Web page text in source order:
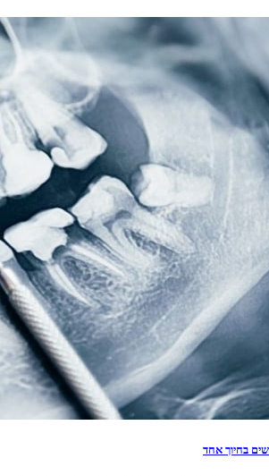
בחיוך אחד